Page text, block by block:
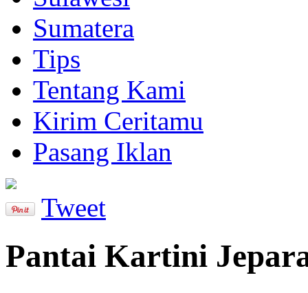
Sumatera
Tips
Tentang Kami
Kirim Ceritamu
Pasang Iklan
Tweet
Pantai Kartini